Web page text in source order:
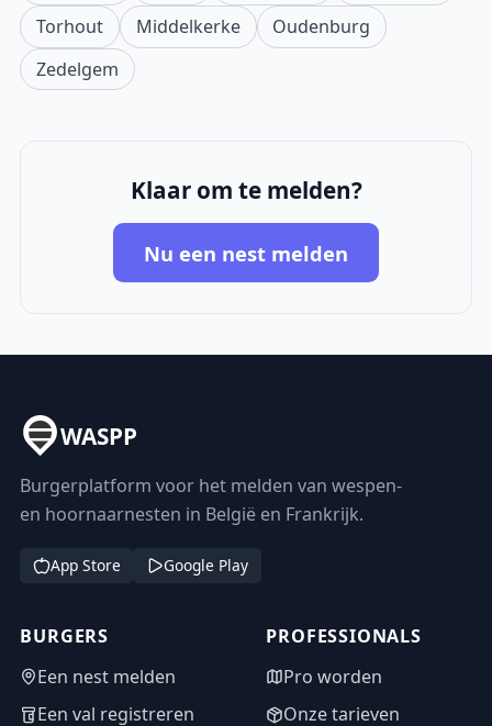
Torhout
Middelkerke
Oudenburg
Zedelgem
Klaar om te melden?
Nu een nest melden
WASPP
Burgerplatform voor het melden van wespen-
en hoornaarnesten in België en Frankrijk.
App Store Google Play
BURGERS
Een nest melden
Een val registreren
PROFESSIONALS
Pro worden
Onze tarieven